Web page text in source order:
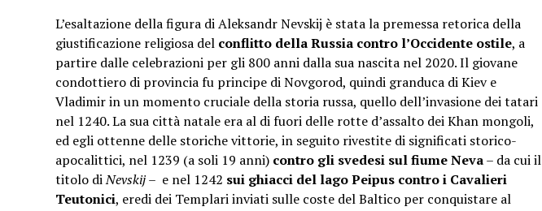
L’esaltazione della figura di Aleksandr Nevskij è stata la premessa retorica della
giustificazione religiosa del conflitto della Russia contro l’Occidente ostile, a
partire dalle celebrazioni per gli 800 anni dalla sua nascita nel 2020. Il giovane
condottiero di provincia fu principe di Novgorod, quindi granduca di Kiev e
Vladimir in un momento cruciale della storia russa, quello dell’invasione dei tatari
nel 1240. La sua città natale era al di fuori delle rotte d’assalto dei Khan mongoli,
ed egli ottenne delle storiche vittorie, in seguito rivestite di significati storico-
apocalittici, nel 1239 (a soli 19 anni) contro gli svedesi sul fiume Neva– da cui il
titolo diNevskij– e nel 1242 sui ghiacci del lago Peipus contro i Cavalieri
Teutonici, eredi dei Templari inviati sulle coste del Baltico per conquistare al